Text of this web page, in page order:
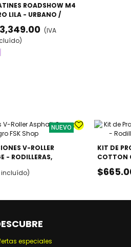
ROADSHOW M4
LILA - URBANO /
AVANZADO
(IVA
NUEVO
V-ROLLER
- RODILLERAS,
incluído)
KIT DE
COTTON
CODERAS
especiales